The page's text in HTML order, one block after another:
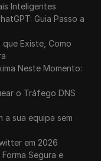
Inteligentes
Guia Passo a
Existe, Como
Neste Momento:
o Tráfego DNS
a sua equipa sem
em 2026
Segura e